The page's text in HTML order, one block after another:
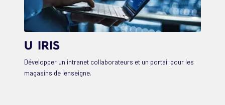
U IRIS
Développer un intranet collaborateurs et un portail pour les
magasins de l'enseigne.